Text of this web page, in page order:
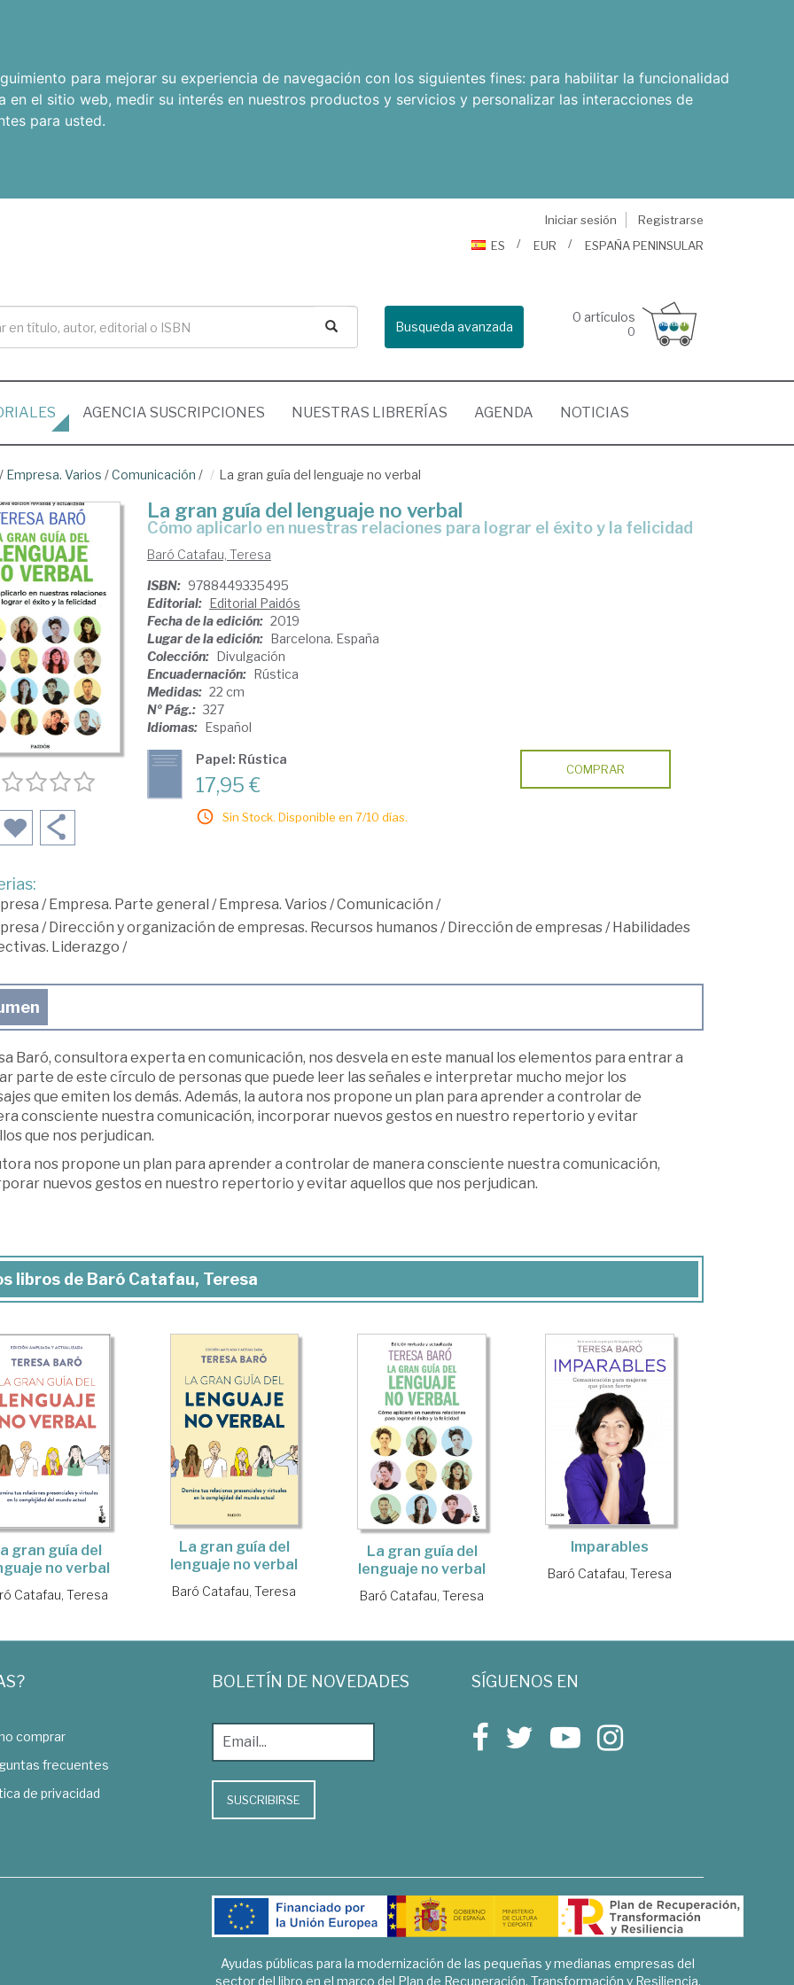
para mejorar su experiencia de navegación con los siguientes fines: para habilitar la funcionalidad
en el sitio web, medir su interés en nuestros productos y servicios y personalizar las interacciones de
para usted.
Iniciar sesión
Registrarse
ES
EUR ESPAÑA PENINSULAR
Busqueda avanzada
0 artículos
0
AGENCIA SUSCRIPCIONES NUESTRAS LIBRERÍAS AGENDA NOTICIAS
/ Empresa. Varios /Comunicación / La gran guía del lenguaje no verbal
La gran guía del lenguaje no verbal
cómo aplicarlo en nuestras relaciones para lograr el éxito y la felicidad
Baró Catafau, Teresa
ISBN: 9788449335495
Editorial: Editorial Paidós
Fecha de la edición: 2019
Lugar de la edición: Barcelona. España
Colección: Divulgación
Encuadernación: Rústica
Medidas: 22 cm
Nº Pág.: 327
Idiomas: Español
Papel: Rústica
17,95 €
Sin Stock. Disponible en 7/10 días.
COMPRAR
/Empresa. Parte general /Empresa. Varios/Comunicación /
/Dirección y organización de empresas. Recursos humanos/Dirección de empresas/Habilidades
Liderazgo /
Baró, consultora experta en comunicación, nos desvela en este manual los elementos para entrar a
parte de este círculo de personas que puede leer las señales e interpretar mucho mejor los
que emiten los demás. Además, la autora nos propone un plan para aprender a controlar de
consciente nuestra comunicación, incorporar nuevos gestos en nuestro repertorio y evitar
que nos perjudican.
nos propone un plan para aprender a controlar de manera consciente nuestra comunicación,
nuevos gestos en nuestro repertorio y evitar aquellos que nos perjudican.
libros de Baró Catafau, Teresa
gran guía del
no verbal
Catafau, Teresa
La gran guía del
lenguaje no verbal
Baró Catafau, Teresa
La gran guía del
lenguaje no verbal
Baró Catafau, Teresa
Imparables
Baró Catafau, Teresa
comprar
frecuentes
de privacidad
BOLETÍN DE NOVEDADES
SUSCRIBIRSE
SÍGUENOS EN
Ayudas públicas para la modernización de las pequeñas y medianas empresas del
sector del libro en el marco del Plan de Recuperación, Transformación y Resiliencia.